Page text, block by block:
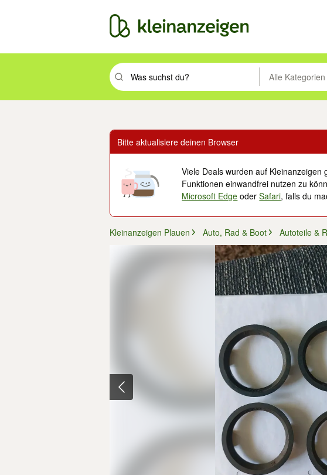
Suchbegriff eingeben. Eingabetaste drücken um zuAlle Kategorien
Bitte aktualisiere deinen Browser
Viele Deals wurden auf
Funktionen einwandfrei nutzen zu
Microsoft Edge oderSafari, falls du
Kleinanzeigen Plauen Auto, Rad & Boot Autoteile &